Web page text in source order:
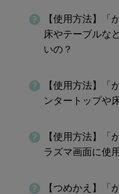
【使用方法】「
床やテーブルな
いの？
【使用方法】「
ンタートップや
【使用方法】「
ラズマ画面に使
【つめかえ】「